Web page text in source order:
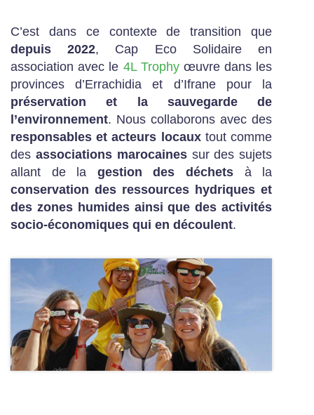
C’est dans ce contexte de transition que
depuis 2022, Cap Eco Solidaire en
association avec le 4L Trophyœuvre dans les
provinces d’Errachidia et d’Ifrane pour la
préservation et la sauvegarde de
l’environnement. Nous collaborons avec des
responsables et acteurs locauxtout comme
des associations marocainessur des sujets
allant de la gestion des déchets à la
conservation des ressources hydriques et
des zones humides ainsi que des activités
socio-économiques qui en découlent.